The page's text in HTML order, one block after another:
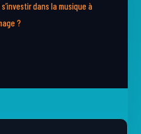
dans la musique à
?